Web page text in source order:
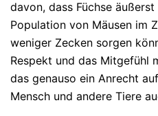
davon, dass Füchse
Population von Mäusen im
weniger Zecken sorgen
Respekt und das Mitgefühl
das genauso ein Anrecht
Mensch und andere Tiere